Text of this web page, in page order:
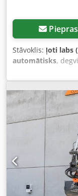
Stāvoklis: ļoti labs
automātisks,
stundas:2 058 h,